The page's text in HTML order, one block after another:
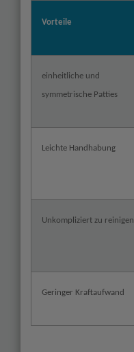
Vorteile
einheitliche und
symmetrische Patties
Leichte Handhabung
Unkompliziert zu reinigen
Geringer Kraftaufwand